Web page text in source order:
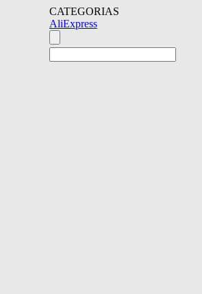
CATEGORIAS
AliExpress